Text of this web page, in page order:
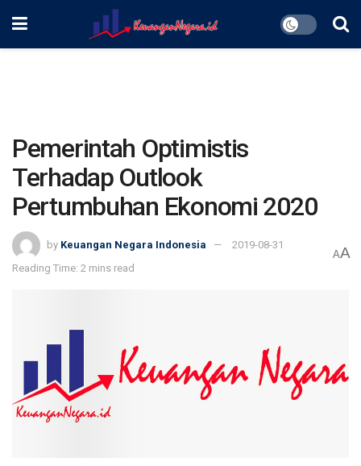
Pemerintah Optimistis
Terhadap Outlook
Pertumbuhan Ekonomi 2020
by Keuangan Negara Indonesia
2019-08-31
Reading Time: 2 mins read
AA